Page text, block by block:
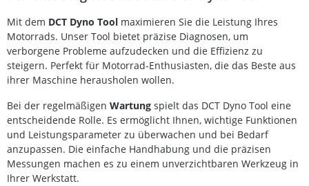
erheblicher Aufwand besonders für kleinere
Werkstätten.Mit dem Healtech DCT Tool steht Ihnen eine
schnelle und preiswerte Alternative zur Verfügung. Sie
schließen das Gerät einfach an den Diagnosestecker an
und können den Dyno-Modus innerhalb weniger
Sekunden aktivieren – ganz ohne teure
Spezialausrüstung. Dadurch sparen Sie Zeit, Kosten und
vermeiden unnötigen Aufwand.Maße: 30 × 20 × 13 mm
(1,18 × 0,78 × 0,51 Zoll)Gewicht: 20 g (inklusive
Verdrahtung)Das DCT Dyno Tool ist passend für Honda
Motorräder mit Doppelkupplungsgetriebe (DCT) und
ermöglicht eine zuverlässige sowie einfache Aktivierung
des Dyno-Modus. Einfacher Anschluss über
Mit dem DCT Dyno Tool maximieren Sie die Leistung Ihres
Motorrads. Unser Tool bietet präzise Diagnosen, um
verborgene Probleme aufzudecken und die Effizienz zu
steigern. Perfekt für Motorrad-Enthusiasten, die das Beste aus
ihrer Maschine herausholen wollen.
Bei der regelmäßigen Wartung spielt das DCT Dyno Tool eine
entscheidende Rolle. Es ermöglicht Ihnen, wichtige Funktionen
und Leistungsparameter zu überwachen und bei Bedarf
anzupassen. Die einfache Handhabung und die präzisen
Messungen machen es zu einem unverzichtbaren Werkzeug in
Ihrer Werkstatt.